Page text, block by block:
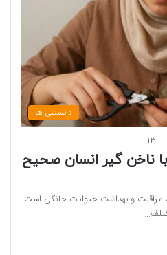
دانستنی ها
13
ناخن گیر انسان صحیح
مراقبت و بهداشت حیوانات خانگی است.